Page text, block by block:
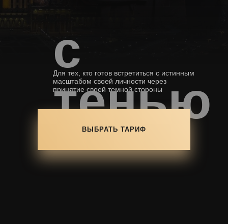
Для тех, кто готов встретиться с истинным
масштабом своей личности через
принятие своей темной стороны
с
тенью
ВЫБРАТЬ ТАРИФ